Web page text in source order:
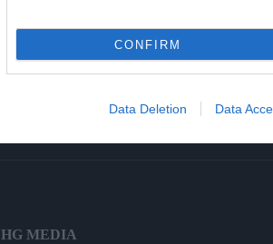
CONFIRM
Data Deletion Data
HG MEDIA